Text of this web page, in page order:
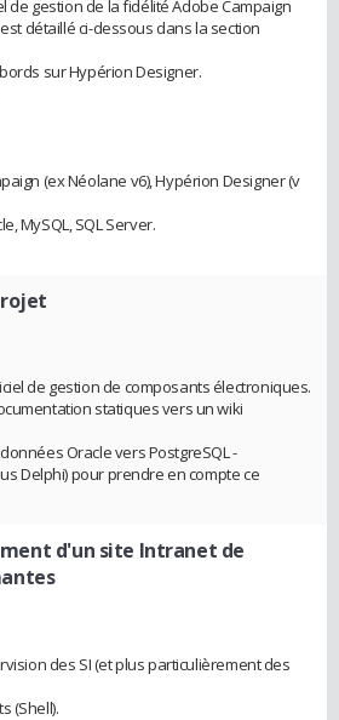
de gestion de la fidélité Adobe Campaign
détaillé ci-dessous dans la section
sur Hypérion Designer.
(ex Néolane v6), Hypérion Designer (v
MySQL, SQL Server.
de gestion de composants électroniques.
statiques vers un wiki
Oracle vers PostgreSQL -
Delphi) pour prendre en compte ce
d'un site Intranet de
des SI (et plus particulièrement des
(Shell).